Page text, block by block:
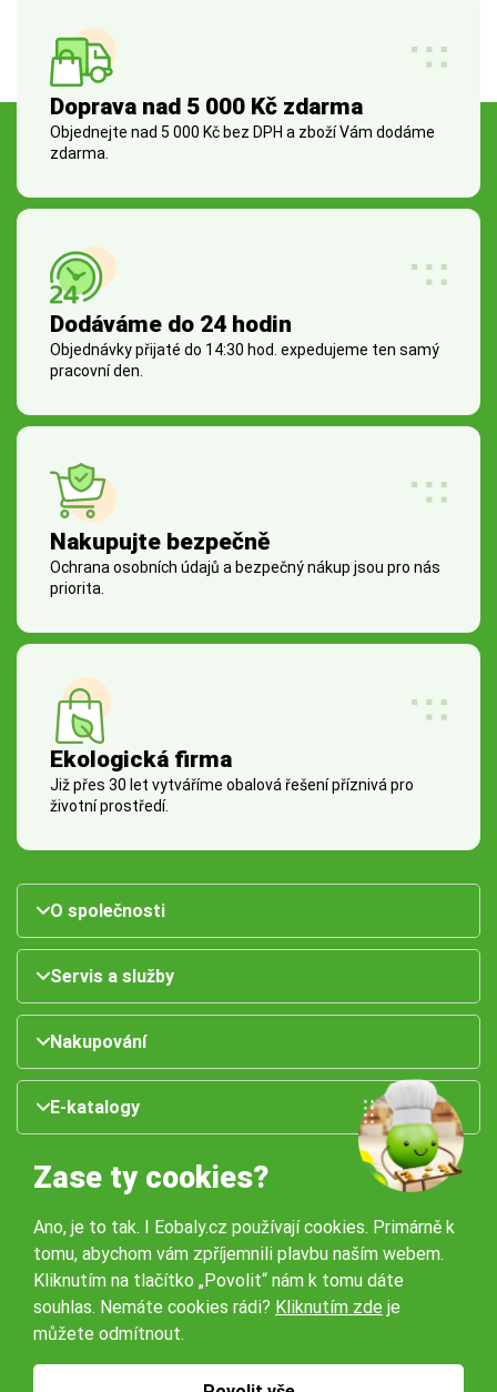
Doprava nad 5 000 Kč zdarma
Objednejte nad 5 000 Kč bez DPH a zboží Vám dodáme
zdarma.
Dodáváme do 24 hodin
Objednávky přijaté do 14:30 hod. expedujeme ten samý
pracovní den.
Nakupujte bezpečně
Ochrana osobních údajů a bezpečný nákup jsou pro nás
priorita.
Ekologická firma
Již přes 30 let vytváříme obalová řešení příznivá pro
životní prostředí.
O společnosti
Servis a služby
Nakupování
E-katalogy
Naše pobočky:
Obchodní podmínky
Zase ty cookies?
Ano, je to tak. I Eobaly.cz používají cookies. Primárně k
tomu, abychom vám zpříjemnili plavbu naším webem.
Kliknutím na tlačítko „Povolit“ nám k tomu dáte
souhlas. Nemáte cookies rádi? Kliknutím zde je
můžete odmítnout.